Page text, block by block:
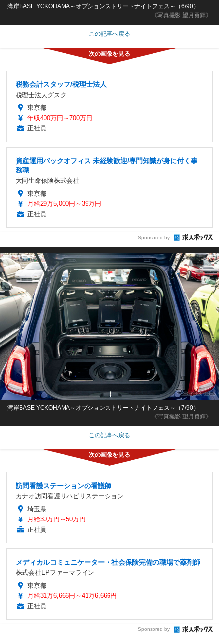
《写真撮影 望月勇輝》
湾岸BASE YOKOHAMA～オプションストリートナイトフェス～（6/90）
この記事へ戻る
税務会計スタッフ/税理士法人
税理士法人グスク
東京都
年収400万円～700万円
正社員
資産運用バックオフィス 未経験歓迎/専門知識が身に付く事
務職
大同生命保険株式会社
東京都
月給29万5,000円～39万円
正社員
Sponsored by
《写真撮影 望月勇輝》
湾岸BASE YOKOHAMA～オプションストリートナイトフェス～（7/90）
この記事へ戻る
訪問看護ステーションの看護師
カナオ訪問看護リハビリステーション
埼玉県
月給30万円～50万円
正社員
メディカルコミュニケーター・社会保険完備の職場で薬剤師
株式会社EPファーマライン
東京都
月給31万6,666円～41万6,666円
正社員
Sponsored by